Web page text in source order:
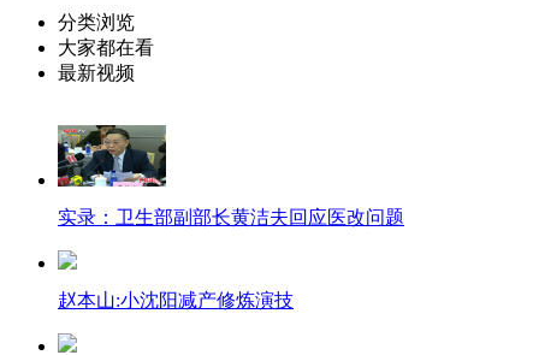
分类浏览
大家都在看
最新视频
实录：卫生部副部长黄洁夫回应医改问题
赵本山:小沈阳减产修炼演技